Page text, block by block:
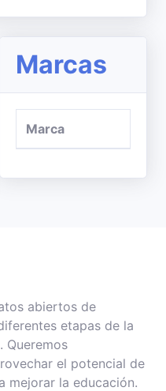
Marcas
Marca
abiertos de
etapas de la
Queremos
el potencial de
mejorar la educación.